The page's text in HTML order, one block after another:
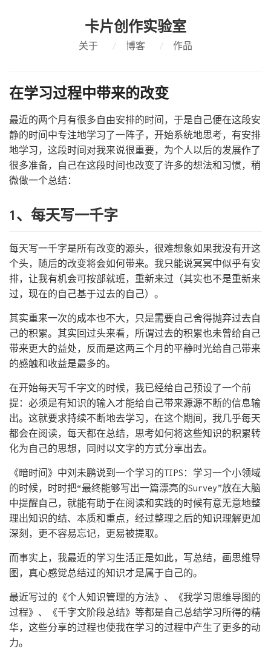
卡片创作实验室
关于 / 博客 / 作品
在学习过程中带来的改变
最近的两个月有很多自由安排的时间，于是自己便在这段安
静的时间中专注地学习了一阵子，开始系统地思考，有安排
地学习，这段时间对我来说很重要，为个人以后的发展作了
很多准备，自己在这段时间也改变了许多的想法和习惯，稍
微做一个总结：
1、每天写一千字
每天写一千字是所有改变的源头，很难想象如果我没有开这
个头，随后的改变将会如何带来。我只能说冥冥中似乎有安
排，让我有机会可按部就班，重新来过（其实也不是重新来
过，现在的自己基于过去的自己）。
其实重来一次的成本也不大，只是需要自己舍得抛弃过去自
己的积累。其实回过头来看，所谓过去的积累也未曾给自己
带来更大的益处，反而是这两三个月的平静时光给自己带来
的感触和收益是最多的。
在开始每天写千字文的时候，我已经给自己预设了一个前
提：必须是有知识的输入才能给自己带来源源不断的信息输
出。这就要求持续不断地去学习，在这个期间，我几乎每天
都会在阅读，每天都在总结，思考如何将这些知识的积累转
化为自己的思想，同时以文字的方式分享出去。
《暗时间》中刘未鹏说到一个学习的TIPS：学习一个小领域
的时候，时时把“最终能够写出一篇漂亮的Survey”放在大脑
中提醒自己，就能有助于在阅读和实践的时候有意无意地整
理出知识的结、本质和重点，经过整理之后的知识理解更加
深刻，更不容易忘记，更易被提取。
而事实上，我最近的学习生活正是如此，写总结，画思维导
图，真心感觉总结过的知识才是属于自己的。
最近写过的《个人知识管理的方法》、《我学习思维导图的
过程》、《千字文阶段总结》等都是自己总结学习所得的精
华，这些分享的过程也使我在学习的过程中产生了更多的动
力。